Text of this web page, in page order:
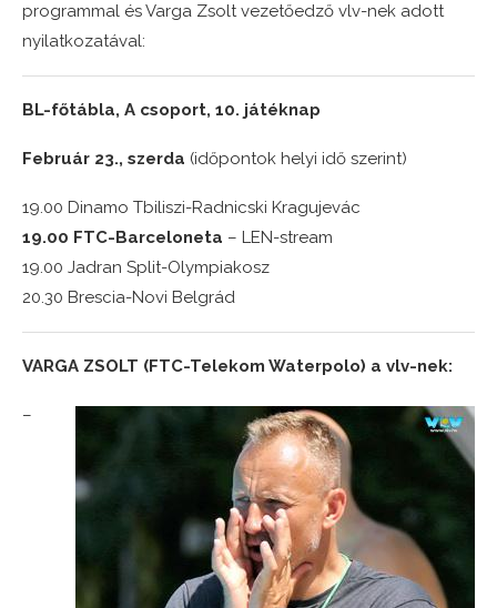
programmal és Varga Zsolt vezetőedző vlv-nek adott
nyilatkozatával:
BL-főtábla, A csoport, 10. játéknap
Február 23., szerda (időpontok helyi idő szerint)
19.00 Dinamo Tbiliszi-Radnicski Kragujevác
19.00 FTC-Barceloneta – LEN-stream
19.00 Jadran Split-Olympiakosz
20.30 Brescia-Novi Belgrád
VARGA ZSOLT (FTC-Telekom Waterpolo) a vlv-nek:
–